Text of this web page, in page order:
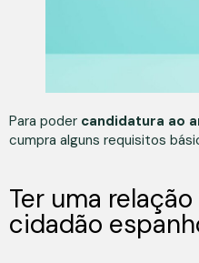
Para poder candidatura ao
cumpra alguns requisitos
Ter uma
cidadão